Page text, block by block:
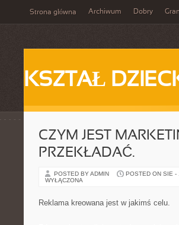
Strona główna Archiwum Dobry
KSZTAŁ
CZYM JEST
PRZEKŁADAĆ.
POSTED BY ADMIN POSTED ON SIE -
WYŁĄCZONA
Reklama kreowana jest w jakimś celu.